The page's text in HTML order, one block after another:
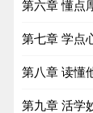
第六章 懂点
第七章 学点
第八章 读懂
第九章 活学